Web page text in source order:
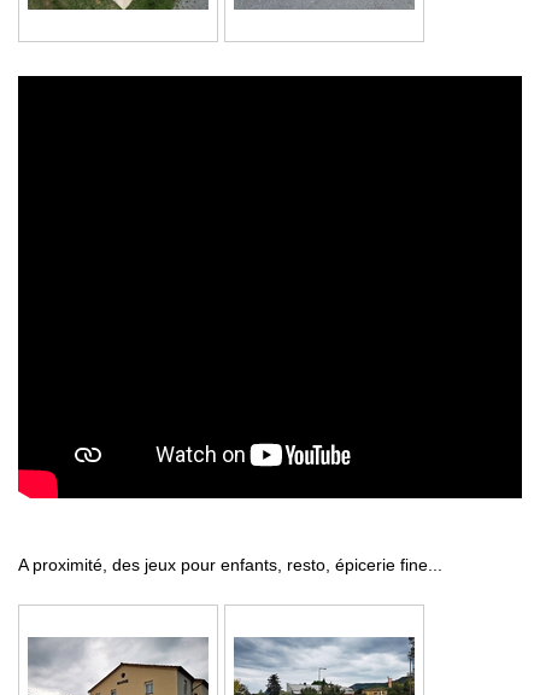
A proximité, des jeux pour enfants, resto, épicerie fine...